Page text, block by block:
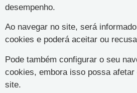
desempenho.
Ao navegar no site, será
cookies e poderá aceitar ou
Pode também configurar o seu
cookies, embora isso possa afetar
site.